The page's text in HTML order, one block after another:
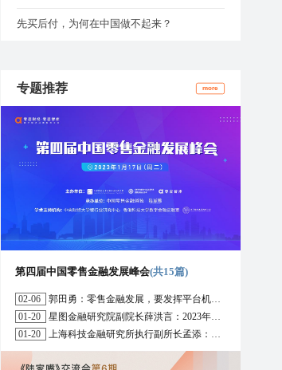
先买后付，为何在中国做不起来？
专题推荐 more
第四届中国零售金融发展峰会(共15篇)
02-06
郭田勇：零售金融发展，要发挥平台机构的作用
01-20
星图金融研究院副院长薛洪言：2023年消费信贷或迎来新起点
01-20
上海科技金融研究所执行副所长孟添：开放银行与嵌入式金融为数字普惠金融带来更大发展空间